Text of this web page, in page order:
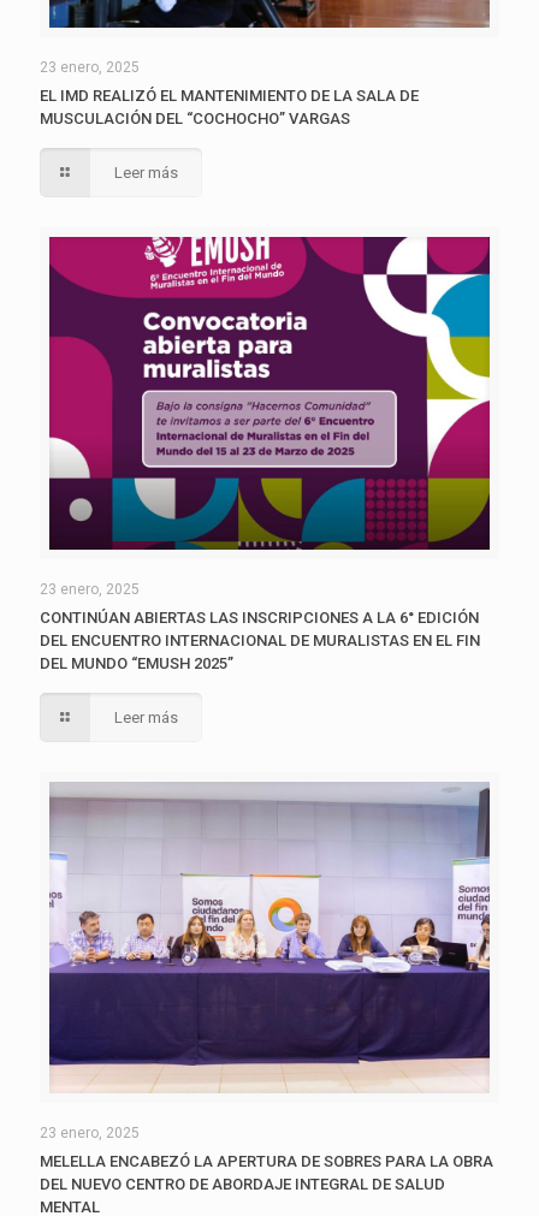
23 enero, 2025
EL IMD REALIZÓ EL MANTENIMIENTO DE LA SALA DE
MUSCULACIÓN DEL “COCHOCHO” VARGAS
Leer más
23 enero, 2025
CONTINÚAN ABIERTAS LAS INSCRIPCIONES A LA 6° EDICIÓN
DEL ENCUENTRO INTERNACIONAL DE MURALISTAS EN EL FIN
DEL MUNDO “EMUSH 2025”
Leer más
23 enero, 2025
MELELLA ENCABEZÓ LA APERTURA DE SOBRES PARA LA OBRA
DEL NUEVO CENTRO DE ABORDAJE INTEGRAL DE SALUD
MENTAL